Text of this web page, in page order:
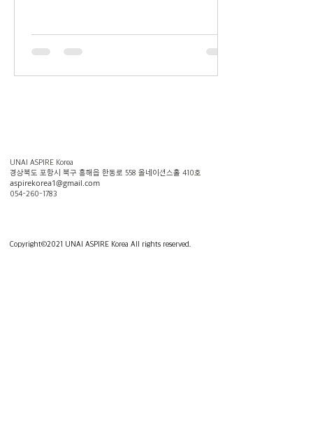
UNAI ASPIRE Korea
​경상북도 포항시 북구 흥해읍 한동로 558 올네이션스홀 410호
aspirekorea1@gmail.com
054-260-1783
Copyright©2021 UNAI ASPIRE Korea All rights reserved.